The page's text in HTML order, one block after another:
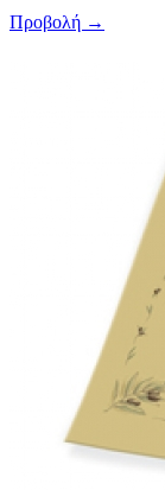
Προβολή →